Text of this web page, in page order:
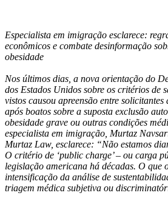
Especialista em imigração esclarece:
econômicos e combate desinformação
obesidade
Nos últimos dias, a nova orientação do
dos Estados Unidos sobre os critérios de
vistos causou apreensão entre
após boatos sobre a suposta exclusão
obesidade grave ou outras condições
especialista em imigração, Murtaz
Murtaz Law, esclarece: “Não estamos
O critério de ‘public charge’ – ou carga
legislação americana há décadas. O que
intensificação da análise de
triagem médica subjetiva ou